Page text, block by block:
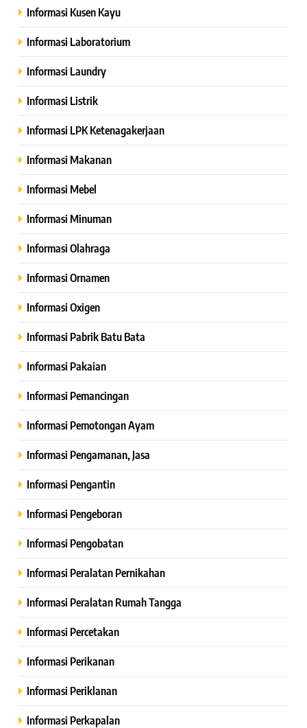
Informasi Kusen Kayu
Informasi Laboratorium
Informasi Laundry
Informasi Listrik
Informasi LPK Ketenagakerjaan
Informasi Makanan
Informasi Mebel
Informasi Minuman
Informasi Olahraga
Informasi Ornamen
Informasi Oxigen
Informasi Pabrik Batu Bata
Informasi Pakaian
Informasi Pemancingan
Informasi Pemotongan Ayam
Informasi Pengamanan, Jasa
Informasi Pengantin
Informasi Pengeboran
Informasi Pengobatan
Informasi Peralatan Pernikahan
Informasi Peralatan Rumah Tangga
Informasi Percetakan
Informasi Perikanan
Informasi Periklanan
Informasi Perkapalan